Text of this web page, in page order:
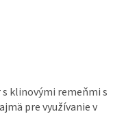
klinovými remeňmi s
pre využívanie v